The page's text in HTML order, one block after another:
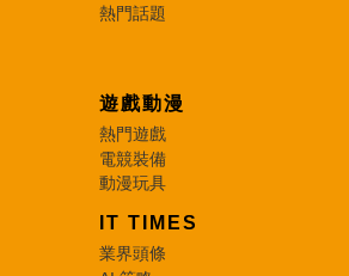
熱門話題
遊戲動漫
熱門遊戲
電競裝備
動漫玩具
IT TIMES
業界頭條